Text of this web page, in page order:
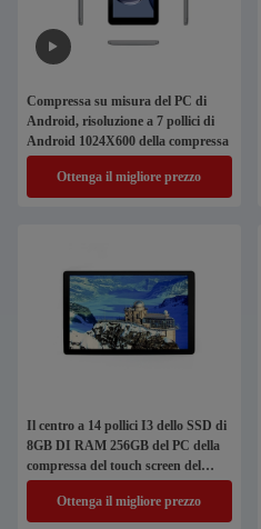
Compressa su misura del PC di
Android, risoluzione a 7 pollici di
Android 1024X600 della compressa
Ottenga il migliore prezzo
Il centro a 14 pollici I3 dello SSD di
8GB DI RAM 256GB del PC della
compressa del touch screen del
supporto della parete
Ottenga il migliore prezzo